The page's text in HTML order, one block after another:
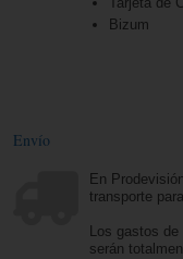
Bizum
Envío
En
transporte
Los gastos
serán